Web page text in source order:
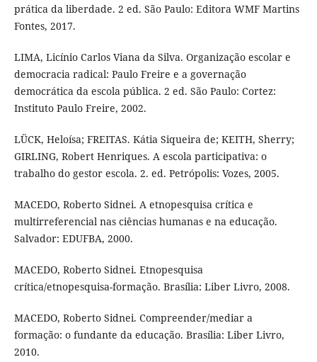
prática da liberdade. 2 ed. São Paulo: Editora WMF Martins
Fontes, 2017.
LIMA, Licínio Carlos Viana da Silva. Organização escolar e
democracia radical: Paulo Freire e a governação
democrática da escola pública. 2 ed. São Paulo: Cortez:
Instituto Paulo Freire, 2002.
LÜCK, Heloísa; FREITAS. Kátia Siqueira de; KEITH, Sherry;
GIRLING, Robert Henriques. A escola participativa: o
trabalho do gestor escola. 2. ed. Petrópolis: Vozes, 2005.
MACEDO, Roberto Sidnei. A etnopesquisa crítica e
multirreferencial nas ciências humanas e na educação.
Salvador: EDUFBA, 2000.
MACEDO, Roberto Sidnei. Etnopesquisa
crítica/etnopesquisa-formação. Brasília: Liber Livro, 2008.
MACEDO, Roberto Sidnei. Compreender/mediar a
formação: o fundante da educação. Brasília: Liber Livro,
2010.